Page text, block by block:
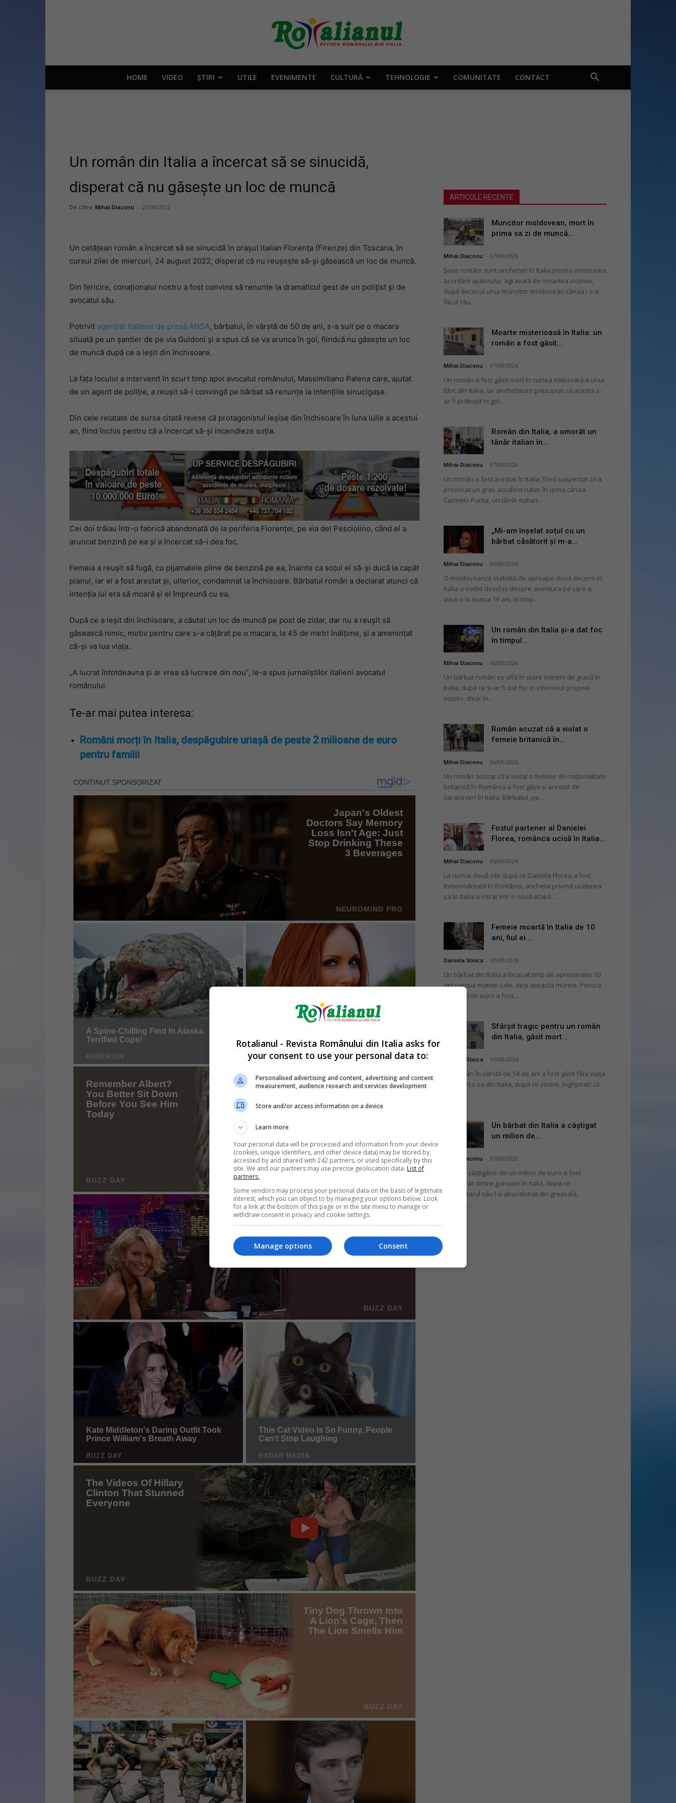
Rotalianul
românului
Italia
HOME VIDEO ȘTIRI UTILE EVENIMENTE CULTURĂ TEHNOLOGIE COMUNITATE CONTACT
Un român din Italia a încercat să se sinucidă,
disperat că nu găsește un loc de muncă
De către Mihai Diaconu - 25/08/2022
Un cetățean român a încercat să se sinucidă în orașul italian Florența (Firenze) din Toscana, în
cursul zilei de miercuri, 24 august 2022, disperat că nu reușește să-și găsească un loc de muncă.
Din fericire, conaționalul nostru a fost convins să renunțe la dramaticul gest de un polițist și de
avocatul său.
Potrivit agenției italiene de presă ANSA, bărbatul, în vârstă de 50 de ani, s-a suit pe o macara
situată pe un șantier de pe via Guidoni și a spus că se va arunca în gol, fiindcă nu găsește un loc
de muncă după ce a ieșit din închisoare.
La fața locului a intervenit în scurt timp apoi avocatul românului, Massimiliano Palena care, ajutat
de un agent de poliție, a reușit să-l convingă pe bărbat să renunțe la intențiile sinucigașe.
Din cele relatate de sursa citată reiese că protagonistul ieșise din închisoare în luna iulie a acestui
an, fiind închis pentru că a încercat să-și incendieze soția.
Cei doi trăiau într-o fabrică abandonată de la periferia Florenței, pe via del Pesciolino, când el a
aruncat benzină pe ea și a încercat să-i dea foc.
Femeia a reușit să fugă, cu pijamalele pline de benzină pe ea, înainte ca soțul ei să-și ducă la capăt
planul, iar el a fost arestat și, ulterior, condamnat la închisoare. Bărbatul român a declarat atunci că
intenția lui era să moară și el împreună cu ea.
După ce a ieșit din închisoare, a căutat un loc de muncă pe post de zidar, dar nu a reușit să
găsească nimic, motiv pentru care s-a cățărat pe o macara, la 45 de metri înălțime, și a amenințat
că-și va lua viața.
„A lucrat întotdeauna și ar vrea să lucreze din nou”, le-a spus jurnaliștilor italieni avocatul
românului.
Te-ar mai putea interesa:
Români morți în Italia, despăgubire uriașă de peste 2 milioane de euro
pentru familii
ARTICOLE RECENTE
Muncitor moldovean, mort în
prima sa zi de muncă...
Mihai Diaconu 07/08/2026
Șase români sunt anchetați în Italia pentru omisiunea
acordării ajutorului, agravată de moartea victimei,
după decesul unui muncitor moldovean căruia i s-a
făcut rău...
Moarte misterioasă în Italia: un
român a fost găsit...
Mihai Diaconu 07/08/2026
Un român a fost găsit mort în curtea interioară a unui
bloc din Italia, iar anchetatorii presupun că acesta s-
ar fi prăbușit în gol...
Român din Italia, a omorât un
tânăr italian în...
Mihai Diaconu 07/08/2026
Un român a fost arestat în Italia, fiind suspectat că a
provocat un grav accident rutier în urma căruia
Carmelo Purita, un tânăr italian...
„Mi-am înșelat soțul cu un
bărbat căsătorit și m-a...
Mihai Diaconu 06/08/2026
O moldoveancă stabilită de aproape două decenii în
Italia a vorbit deschis despre aventura pe care a
avut-o la numai 19 ani, în timp...
Un român din Italia și-a dat foc
în timpul...
Mihai Diaconu 06/08/2026
Un bărbat român se află în stare extrem de gravă în
Italia, după ce și-ar fi dat foc în interiorul propriei
mașini, chiar în...
Român acuzat că a violat o
femeie britanică în...
Mihai Diaconu 06/08/2026
Un român acuzat că a violat o femeie de naționalitate
britanică în România a fost găsit și arestat de
carabinieri în Italia. Bărbatul, pe...
Fostul partener al Danielei
Florea, românca ucisă în Italia...
Mihai Diaconu 06/08/2026
La numai două zile după ce Daniela Florea a fost
înmormântată în România, ancheta privind uciderea
sa în Italia a intrat într-o nouă etapă....
Femeie moartă în Italia de 10
ani, fiul ei...
Daniela Stoica 05/08/2026
Un bărbat din Italia a încasat timp de aproximativ 10
ani pensia mamei sale, deși aceasta murise. Pensia
de 2.000 de euro a fost...
Sfârșit tragic pentru un român
din Italia, găsit mort...
Daniela Stoica 05/08/2026
Un român în vârstă de 54 de ani a fost găsit fără viață
în locuința sa din Italia, după ce vecinii, îngrijorați că
Un bărbat din Italia a câștigat
un milion de...
Mihai Diaconu 05/08/2026
Un bilet câștigător de un milion de euro a fost
recuperat dintre gunoaie în Italia, după ce
proprietarul său l-a abandonat din greșeală,
convins...
Rotalianul - Revista Românului din Italia asks for
your consent to use your personal data to:
Personalised advertising and content, advertising and content
measurement, audience research and services development
Store and/or access information on a device
Learn more
Your personal data will be processed and information from your device
(cookies, unique identifiers, and other device data) may be stored by,
accessed by and shared with 242 partners, or used specifically by this
site. We and our partners may use precise geolocation data. List of
partners.
Some vendors may process your personal data on the basis of legitimate
interest, which you can object to by managing your options below. Look
for a link at the bottom of this page or in the site menu to manage or
withdraw consent in privacy and cookie settings.
Consent
Manage options